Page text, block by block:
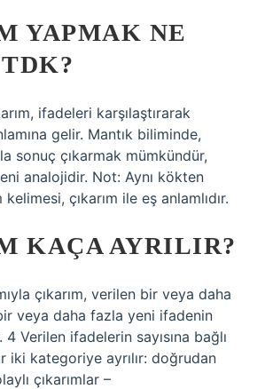
YAPMAK NE
ifadeleri karşılaştırarak
gelir. Mantık biliminde,
sonuç çıkarmak mümkündür,
analojidir. Not: Aynı kökten
çıkarım ile eş anlamlıdır.
KAÇA AYRILIR?
çıkarım, verilen bir veya daha
veya daha fazla yeni ifadenin
Verilen ifadelerin sayısına bağlı
iki kategoriye ayrılır: doğrudan
çıkarımlar –